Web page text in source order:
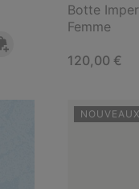
Botte
Femme
Regular
120,00 €